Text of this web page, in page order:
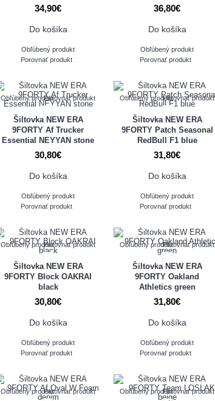
34,90€
Do košíka
Obľúbený produkt
Porovnať produkt
36,80€
Do košíka
Obľúbený produkt
Porovnať produkt
Obľúbený produktPorovnať produkt
Šiltovka NEW ERA
9FORTY Af Trucker
Essential NEYYAN stone
30,80€
Do košíka
Obľúbený produkt
Porovnať produkt
Obľúbený produktPorovnať produkt
Šiltovka NEW ERA
9FORTY Patch Seasonal
RedBull F1 blue
31,80€
Do košíka
Obľúbený produkt
Porovnať produkt
Obľúbený produktPorovnať produkt
Šiltovka NEW ERA
9FORTY Block OAKRAI
black
30,80€
Do košíka
Obľúbený produkt
Porovnať produkt
Obľúbený produktPorovnať produkt
Šiltovka NEW ERA
9FORTY Oakland
Athletics green
31,80€
Do košíka
Obľúbený produkt
Porovnať produkt
Obľúbený produktPorovnať produkt Obľúbený produktPorovnať produkt